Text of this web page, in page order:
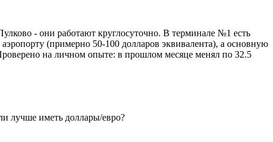
- они работают круглосуточно. В терминале №1 есть
(примерно 50-100 долларов эквивалента), а основную
на личном опыте: в прошлом месяце менял по 32.5
лучше иметь доллары/евро?